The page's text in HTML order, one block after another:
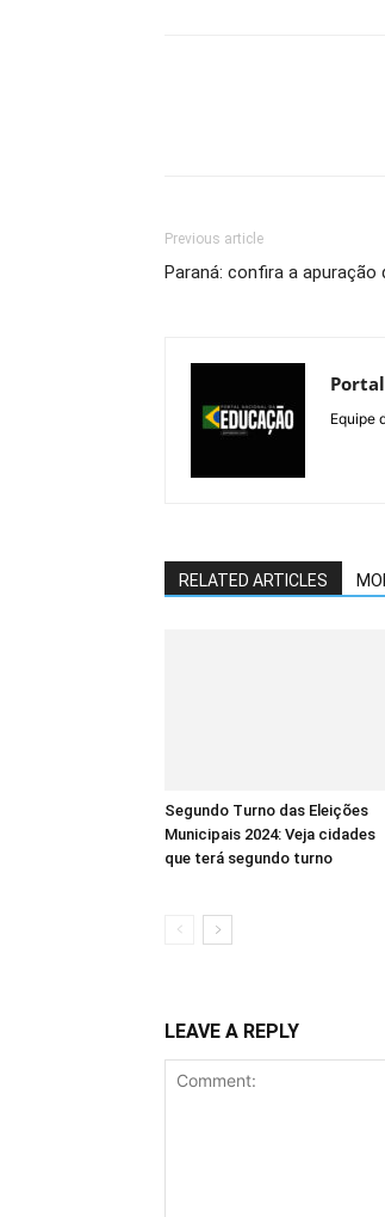
Previous article
Paraná: confira a
Equipe
RELATED ARTICLES
Segundo Turno das Eleições
Municipais 2024: Veja cidades
que terá segundo turno
LEAVE A REPLY